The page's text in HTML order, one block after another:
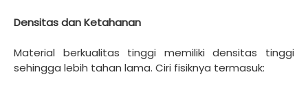
Densitas dan Ketahanan
Material berkualitas tinggi memiliki densitas tinggi
sehingga lebih tahan lama. Ciri fisiknya termasuk: